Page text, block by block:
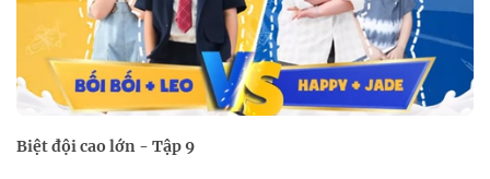
Biệt đội cao lớn - Tập 9